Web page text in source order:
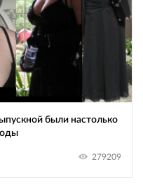
были настолько
279209